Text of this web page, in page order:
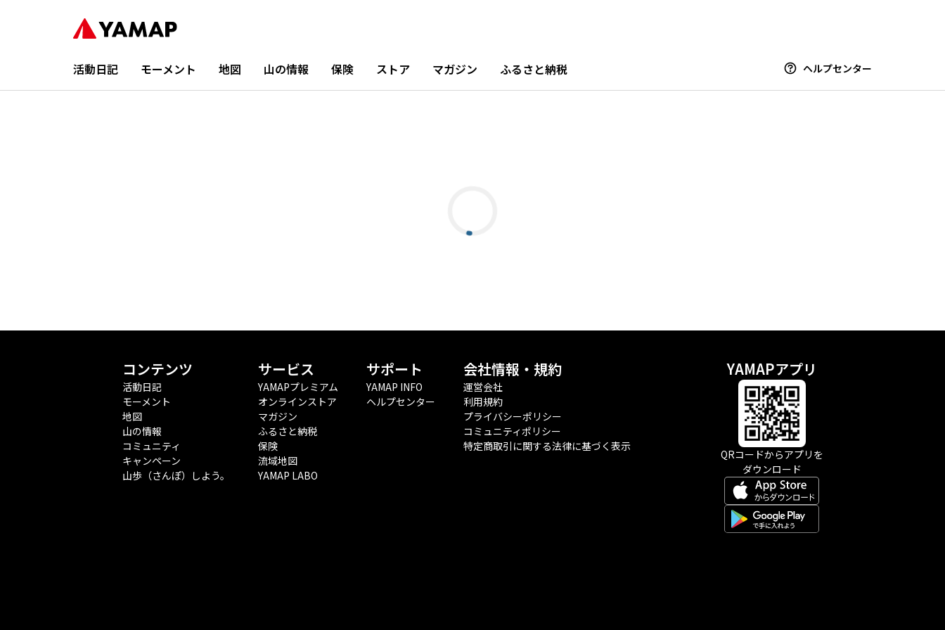
活動日記 モーメント 地図 山の情報 保険 ストア マガジン ふるさと納税 ヘルプセンター
コンテンツ
活動日記
モーメント
地図
山の情報
コミュニティ
キャンペーン
山歩（さんぽ）しよう。
サービス
YAMAPプレミアム
オンラインストア
マガジン
ふるさと納税
保険
流域地図
YAMAP LABO
サポート
YAMAP INFO
ヘルプセンター
会社情報・規約
運営会社
利用規約
プライバシーポリシー
コミュニティポリシー
特定商取引に関する法律に基づく表示
YAMAPアプリ
QRコードからアプリを
ダウンロード